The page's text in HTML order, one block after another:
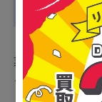
・ネット店
業界最大手のブ
クオフオンライン